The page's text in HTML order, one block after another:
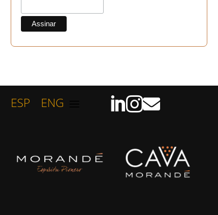
ESP ENG 